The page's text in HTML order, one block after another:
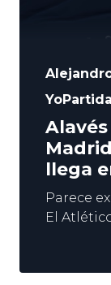
llega
Parece
El
han